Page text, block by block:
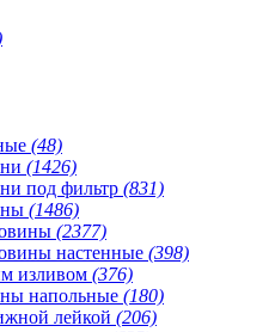
(48)
(1426)
под фильтр (831)
(1486)
(2377)
настенные (398)
изливом (376)
напольные (180)
лейкой (206)